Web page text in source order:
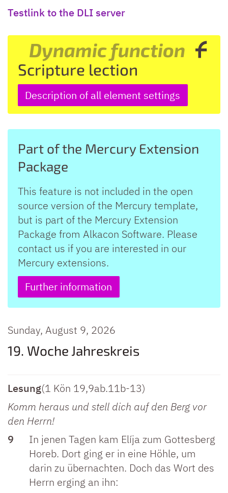
Testlink to the DLI server
Dynamic function
Scripture lection
Description of all element settings
Part of the Mercury Extension
Package
This feature is not included in the open
source version of the Mercury template,
but is part of the Mercury Extension
Package from Alkacon Software. Please
contact us if you are interested in our
Mercury extensions.
Further information
Sunday, August 9, 2026
19. Woche Jahreskreis
Lesung(1 Kön 19,9ab.11b-13)
Komm heraus und stell dich auf den Berg vor
den Herrn!
9
In jenen Tagen kam Elíja zum Gottesberg
Horeb. Dort ging er in eine Höhle, um
darin zu übernachten. Doch das Wort des
Herrn erging an ihn: